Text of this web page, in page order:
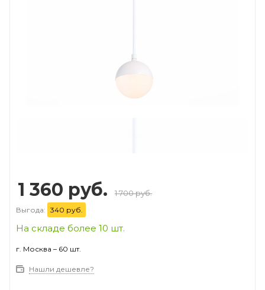
1 360 руб. 1 700 руб.
Выгода: 340 руб.
На складе более 10 шт.
г. Москва – 60 шт.
Нашли дешевле?